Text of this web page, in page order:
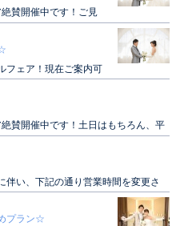
賛開催中です！ご見
敵な特典もございま
フェア！現在ご案内可
1１:00/13:3..
賛開催中です！土日はもちろん、平
見学にお越..
伴い、下記の通り営業時間を変更さ
月20日(..
プラン☆